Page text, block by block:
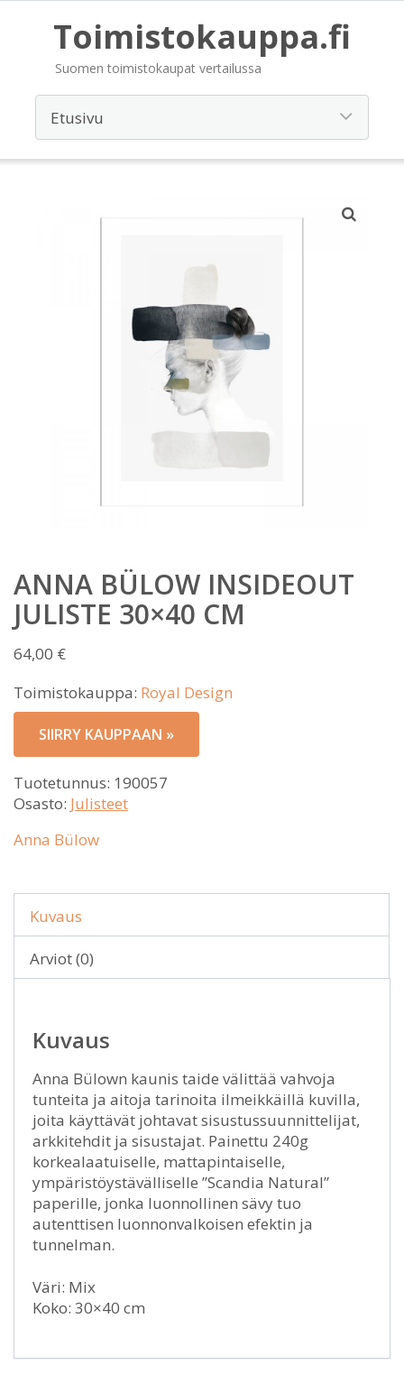
Toimistokauppa.fi
Suomen toimistokaupat vertailussa
ANNA BÜLOW INSIDEOUT
JULISTE 30×40 CM
64,00 €
Toimistokauppa: Royal Design
SIIRRY KAUPPAAN »
Tuotetunnus: 190057
Osasto: Julisteet
Anna Bülow
Kuvaus
Arviot (0)
Kuvaus
Anna Bülown kaunis taide välittää vahvoja
tunteita ja aitoja tarinoita ilmeikkäillä kuvilla,
joita käyttävät johtavat sisustussuunnittelijat,
arkkitehdit ja sisustajat. Painettu 240g
korkealaatuiselle, mattapintaiselle,
ympäristöystävälliselle ”Scandia Natural”
paperille, jonka luonnollinen sävy tuo
autenttisen luonnonvalkoisen efektin ja
tunnelman.
Väri: Mix
Koko: 30×40 cm